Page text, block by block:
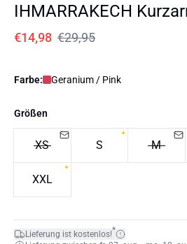
IHMARRAKECH
€14,98 €29,95
Farbe: Geranium / Pink
Größen
XS S M
XXL
Lieferung ist kostenlos!*